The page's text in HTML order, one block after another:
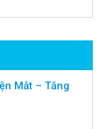
Mắt – Tăng